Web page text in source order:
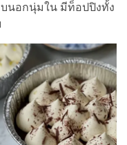
นอกนุ่มใน มีท็อปปิงทั้ง